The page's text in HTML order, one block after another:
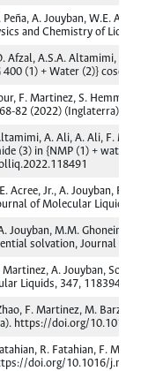
Peña, A. Jouyban, W.E.
and Chemistry of Liquids,
Afzal, A.S.A. Altamimi, A. Ali,
400 (1) + Water (2)} cosolvent
F. Martinez, S. Hemmati,
82 (2022) (Inglaterra).
A. Ali, A. Ali, F.
(3) in {NMP (1) + water (2)}
Acree, Jr., A. Jouyban, F.
of Molecular Liquids,
Jouyban, M.M. Ghoneim, S.
solvation, Journal of
Martinez, A. Jouyban,
Liquids, 347, 118394
F. Martinez, M.
https://doi.org/10.1016/
R. Fatahian, F.
doi.org/10.1016/